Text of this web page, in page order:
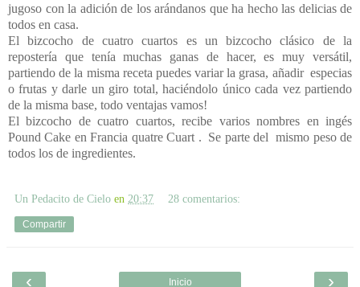
jugoso con la adición de los arándanos que ha hecho las delicias de
todos en casa.
El bizcocho de cuatro cuartos es un bizcocho clásico de la
repostería que tenía muchas ganas de hacer, es muy versátil,
partiendo de la misma receta puedes variar la grasa, añadir especias
o frutas y darle un giro total, haciéndolo único cada vez partiendo
de la misma base, todo ventajas vamos!
El bizcocho de cuatro cuartos, recibe varios nombres en ingés
Pound Cake en Francia quatre Cuart . Se parte del mismo peso de
todos los de ingredientes.
Un Pedacito de Cielo en 20:37 28 comentarios:
Compartir
‹ ›
Inicio